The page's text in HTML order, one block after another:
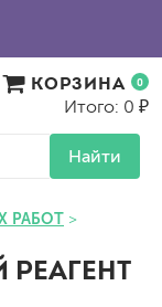
Найти
КОРЗИНА 0
Итого: 0 ₽
РАБОТ